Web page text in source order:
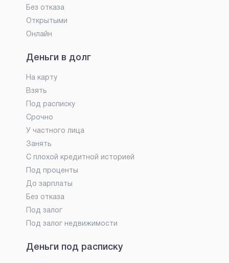
Без отказа
Открытыми
Онлайн
Деньги в долг
На карту
Взять
Под расписку
Срочно
У частного лица
Занять
С плохой кредитной историей
Под проценты
До зарплаты
Без отказа
Под залог
Под залог недвижимости
Деньги под расписку